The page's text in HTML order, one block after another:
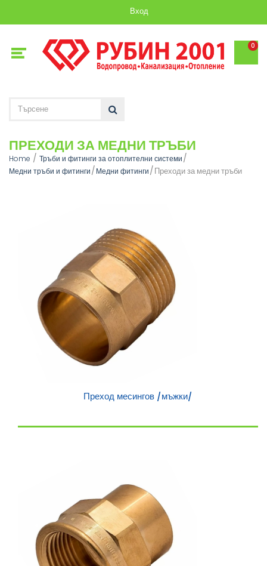
Вход
0
ПРЕХОДИ ЗА МЕДНИ ТРЪБИ
Home
Тръби и фитинги за отоплителни системи
Медни тръби и фитинги
Медни фитинги Преходи за медни тръби
Преход месингов /мъжки/